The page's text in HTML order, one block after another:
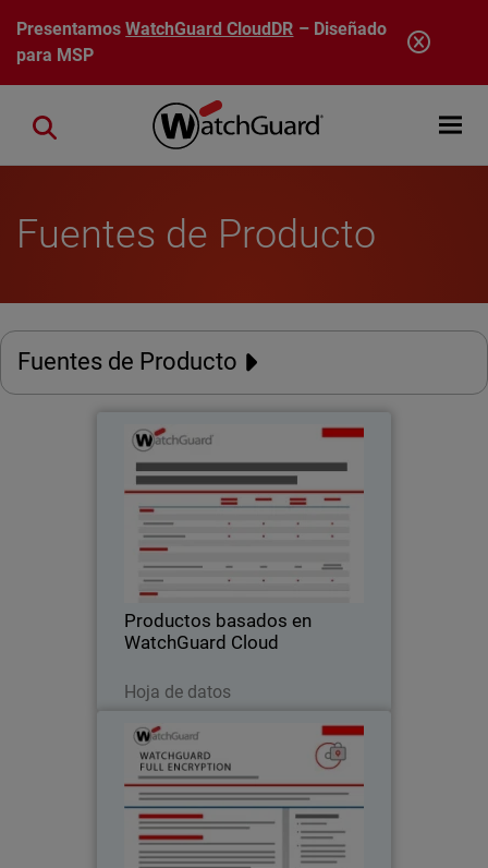
Pasar al contenido principal
PresentamosWatchGuard CloudDR – Diseñado
para MSP
Open
Close search
Fuentes de Producto
Fuentes de Producto
Productos basados en
WatchGuard Cloud
Hoja de datos
Productos basados en
WatchGuard Cloud
Funcionalidades basadas en
plataformas
WatchGuard Full Encryption
Aproveche BitLocker de Microsoft al
centralizar las claves de recuperación y
cifrado de todos sus dispositivos desde